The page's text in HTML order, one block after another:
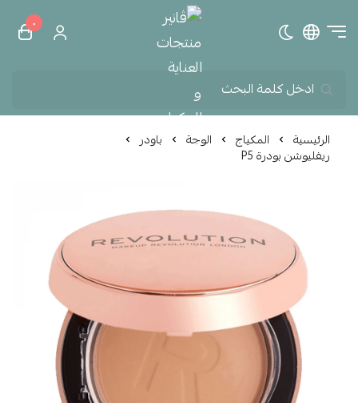
تبديل الوضع الداكنڤانير منتجات العناية و
٠
الرئيسية المكياج الوجة باودر
ريفليوشن بودرة P5